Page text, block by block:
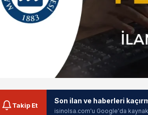
Takip Et
Son ilan ve haberleri
isinolsa.com'u Google'da